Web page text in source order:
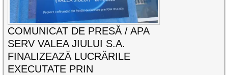
COMUNICAT DE PRESĂ / APA
SERV VALEA JIULUI S.A.
FINALIZEAZĂ LUCRĂRILE
EXECUTATE PRIN